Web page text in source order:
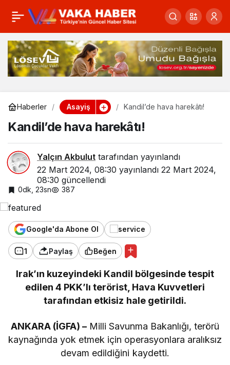
Haberler Asayiş Kandil’de hava harekâtı!
Kandil’de hava harekâtı!
Yalçın Akbulut tarafından yayınlandı
22 Mart 2024, 08:30 yayınlandı 22 Mart 2024,
08:30 güncellendi
0dk, 23sn 387
Google'da Abone Ol
1 Paylaş Beğen
Irak’ın kuzeyindeki Kandil bölgesinde tespit
edilen 4 PKK’lı terörist, Hava Kuvvetleri
tarafından etkisiz hale getirildi.
ANKARA (İGFA) – Milli Savunma Bakanlığı, terörü
kaynağında yok etmek için operasyonlara aralıksız
devam edildiğini kaydetti.
Türel’in afişlerine çirkin
saldırı! Türel’den
centilmenlik çağrısı
0 Paylaş